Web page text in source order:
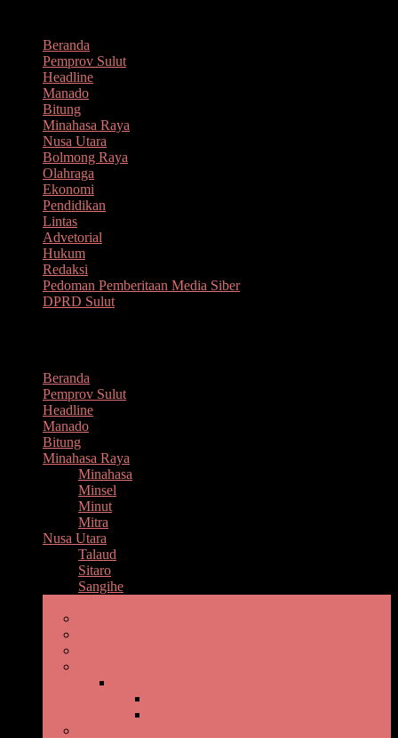
kontenBeranda
Pemprov Sulut
Headline
Manado
Bitung
Minahasa Raya
Nusa Utara
Bolmong Raya
Olahraga
Ekonomi
Pendidikan
Lintas
Advetorial
Hukum
Redaksi
Pedoman Pemberitaan Media Siber
DPRD Sulut
Beranda
Pemprov Sulut
Headline
Manado
Bitung
Minahasa Raya
Minahasa
Minsel
Minut
Mitra
Nusa Utara
Talaud
Sitaro
Sangihe